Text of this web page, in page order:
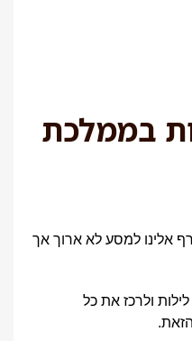
בממלכת
אלינו למסע לא ארוך אך
באופן מכוון בחרנו לצאת ל 5 לילות ולרכז את כל